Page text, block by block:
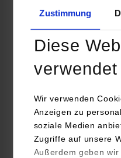
Zustimmung
Diese
Wir verwenden
Anzeigen zu
soziale Medien
Zugriffe auf unsere
Außerdem geben
https://www.aok.de/karriere/
Katharina Maurovich
Bitte bewerben Sie sich
Sie Fragen haben, dann